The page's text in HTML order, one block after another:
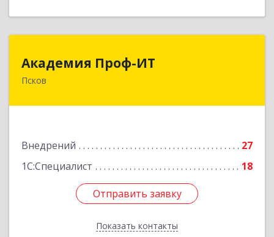
Академия Проф-ИТ
Псков
Внедрений
27
1С:Специалист
18
Отправить заявку
Показать контакты
Академия Проф-ИТ
180004, Псковская обл, Псков г, Металлистов
Отправить заявку
Назад